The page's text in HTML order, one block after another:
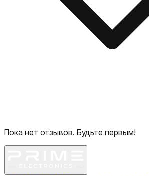
Пока нет отзывов. Будьте первым!